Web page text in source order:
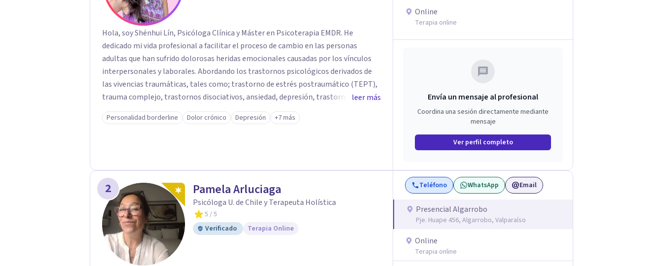
Hola, soy Shénhui Lín, Psicóloga Clínica y Máster en Psicoterapia EMDR. He
dedicado mi vida profesional a facilitar el proceso de cambio en las personas
adultas que han sufrido dolorosas heridas emocionales causadas por los vínculos
interpersonales y laborales. Abordando los trastornos psicológicos derivados de
las vivencias traumáticas, tales como; trastorno de estrés postraumático (TEPT),
trauma complejo, trastornos disociativos, ansiedad, depresión, trastorno límite
de la personalidad. Como también la posibilidad de salir adelante y reparar el daño
en quienes han sido víctimas de abuso, violencia de género, maltrato en ambiente
leer más
Personalidad borderline Dolor crónico Depresión +7 más
Online
Terapia online
Envía un mensaje al profesional
Coordina una sesión directamente mediante
mensaje
Ver perfil completo
2 Pamela Arluciaga
Psicóloga U. de Chile y Terapeuta Holística
5 / 5
Verificado
Terapia Online
Teléfono WhatsApp Email
Presencial Algarrobo
Pje. Huape 456, Algarrobo, Valparaíso
Online
Terapia online